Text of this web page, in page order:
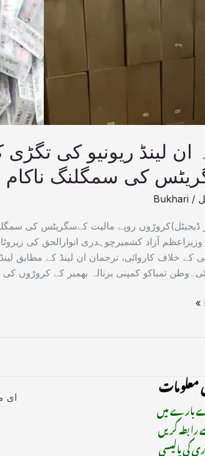
لینڈ ریونیو کی تگڑی
کی سمگلنگ ناکام
/
Bukhari
ڈیجیٹل)کروڑوں روپے مالیت کےسگریٹس کی
وزیراعظم آزاد کشمیرچوہدری انوارالحق کی
کے خلاف کاروائی، ترجمان ان لینڈ کے مطابق
تمباکو کمپنی برنالہ بھمبر کے کروڑوں
معلومات
بارے میں
کریں
کی پالیسی
ای